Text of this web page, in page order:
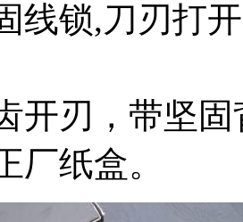
线锁,刀刃打
开刃，带坚
厂纸盒。